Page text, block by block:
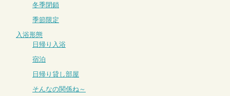
冬季閉鎖
季節限定
入浴形態
日帰り入浴
宿泊
日帰り貸し部屋
そんなの関係ね～